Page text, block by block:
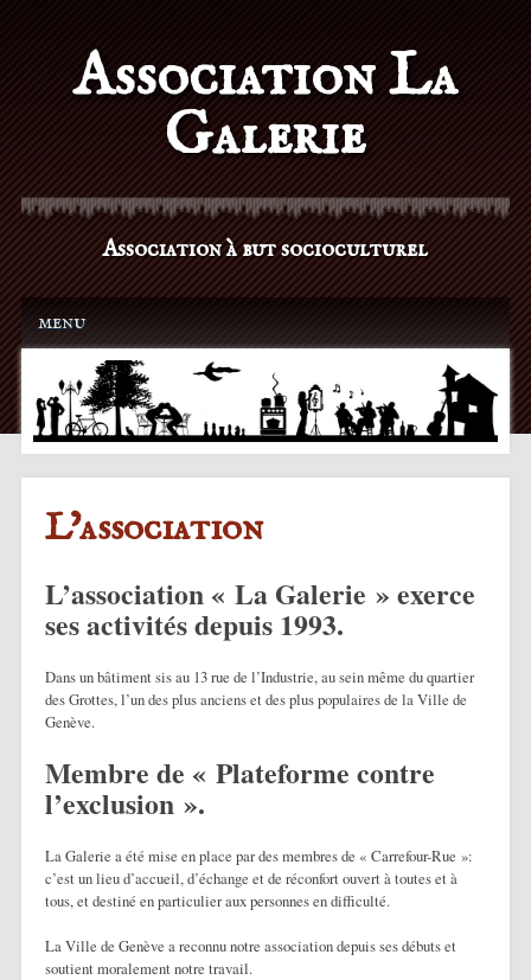
Association La
Galerie
Association à but socioculturel
Main menu
Skip to content
menu
L’association
L’association « La Galerie » exerce
ses activités depuis 1993.
Dans un bâtiment sis au 13 rue de l’Industrie, au sein même du quartier
des Grottes, l’un des plus anciens et des plus populaires de la Ville de
Genève.
Membre de « Plateforme contre
l’exclusion ».
La Galerie a été mise en place par des membres de « Carrefour-Rue »:
c’est un lieu d’accueil, d’échange et de réconfort ouvert à toutes et à
tous, et destiné en particulier aux personnes en difficulté.
La Ville de Genève a reconnu notre association depuis ses débuts et
soutient moralement notre travail.